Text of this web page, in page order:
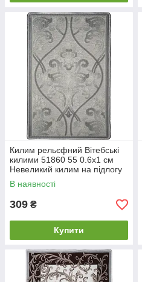
Килим рельєфний Вітебські
килими 51860 55 0.6х1 см
Невеликий килим на підлогу
Шеніловий ворсовий килим
В наявності
309 ₴
Купити